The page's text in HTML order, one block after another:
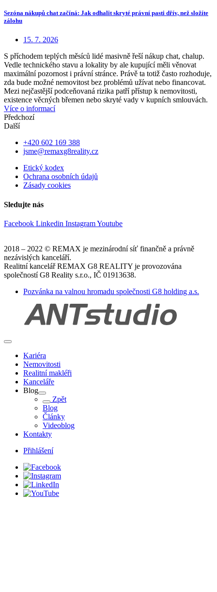
Sezóna nákupů chat začíná: Jak odhalit skryté právní pasti dřív, než složíte
zálohu
15. 7. 2026
S příchodem teplých měsíců lidé masivně řeší nákup chat, chalup.
Vedle technického stavu a lokality by ale kupující měli věnovat
maximální pozornost i právní stránce. Právě ta totiž často rozhoduje,
zda bude možné nemovitost bez problémů užívat nebo financovat.
Mezi nejčastější podceňovaná rizika patří přístup k nemovitosti,
existence věcných břemen nebo skryté vady v kupních smlouvách.
Více o informací
Předchozí
Další
+420 602 169 388
jsme@remaxg8reality.cz
Etický kodex
Ochrana osobních údajů
Zásady cookies
Sledujte nás
Facebook Linkedin InstagramYoutube
2018 – 2022 © REMAX je mezinárodní síť finančně a právně
nezávislých kanceláří.
Realitní kancelář REMAX G8 REALITY je provozována
společností G8 Reality s.r.o., IČ 01913638.
Pozvánka na valnou hromadu společnosti G8 holding a.s.
Kariéra
Nemovitosti
Realitní makléři
Kanceláře
Blog
Zpět
Blog
Články
Videoblog
Kontakty
Přihlášení